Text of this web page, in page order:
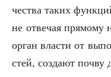
че­ства таких
не отве­чая пря­мо­му
орган вла­сти от
стей, созда­ют поч­ву